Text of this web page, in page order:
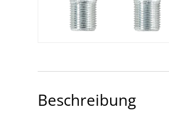
Beschreibung